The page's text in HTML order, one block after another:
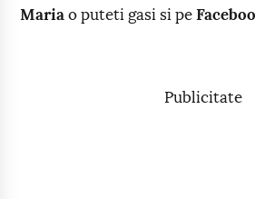
Maria o puteti gasi si pe
Publicitate